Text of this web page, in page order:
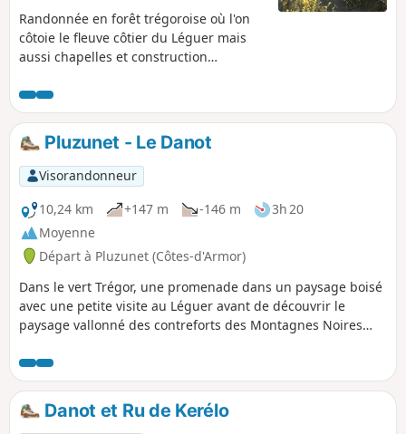
Randonnée en forêt trégoroise où l'on
côtoie le fleuve côtier du Léguer mais
aussi chapelles et construction
pour une distance de 8km, avec
classement "Facile'.
Pluzunet - Le Danot
Visorandonneur
10,24 km
+147 m -146 m
3h 20
Moyenne
Départ à Pluzunet (Côtes-d'Armor)
Dans le vert Trégor, une promenade dans un paysage boisé
avec une petite visite au Léguer avant de découvrir le
paysage vallonné des contreforts des Montagnes Noires
Danot et Ru de Kerélo